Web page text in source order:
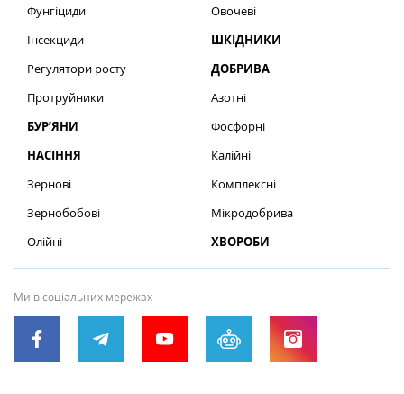
Фунгіциди
Інсекциди
Регулятори росту
Протруйники
БУР’ЯНИ
НАСІННЯ
Зернові
Зернобобові
Олійні
Овочеві
ШКІДНИКИ
ДОБРИВА
Азотні
Фосфорні
Калійні
Комплексні
Мікродобрива
ХВОРОБИ
Ми в соціальних мережах